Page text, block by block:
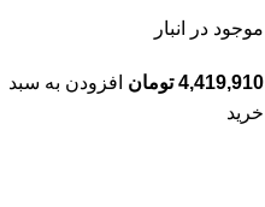
موجود در انبار
4,419,910 تومان افزودن به سبد
خرید